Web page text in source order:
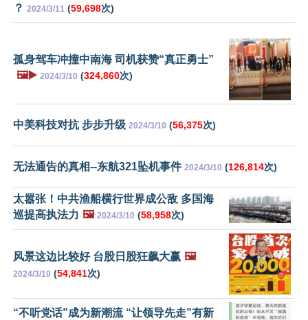
？ 2024/3/11 (59,698次)
孤身驾车冲撞中南海 司机获赞“真正勇士”
🖼️▶️ 2024/3/10 (324,860次)
中美科技对抗 步步升级 2024/3/10 (56,375次)
无法通告的真相--东航321坠机事件 2024/3/10 (126,814次)
太嚣张！中共渔船横行世界成公敌 多国海
巡提高执法力 🖼️ 2024/3/10 (58,958次)
风景这边比较好 台股日股狂飙大赢 🖼️
2024/3/10 (54,841次)
“不听党话”成为新潮流 “让领导先走”有新